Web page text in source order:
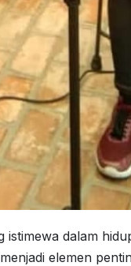
dalam
menjadi elemen